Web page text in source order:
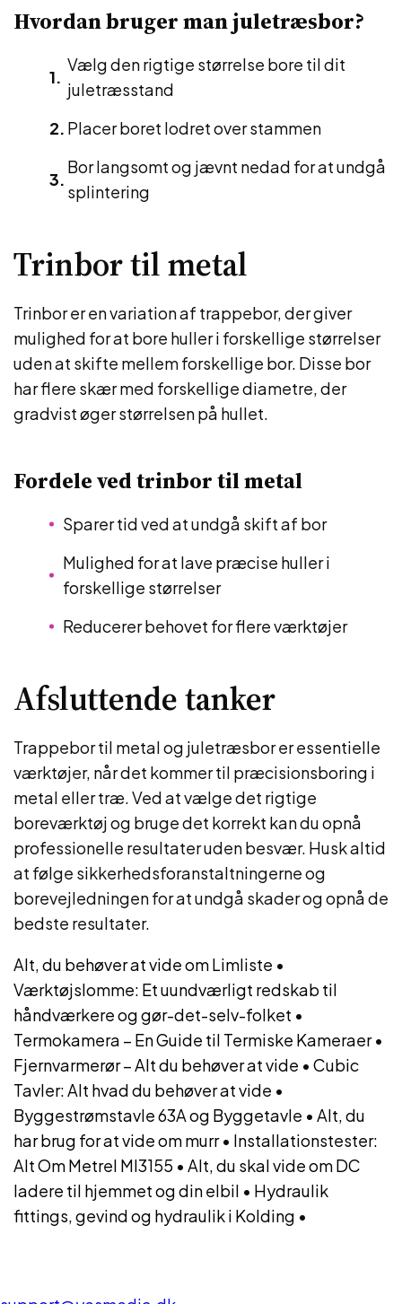
Hvordan bruger man juletræsbor?
Vælg den rigtige størrelse bore til dit
juletræsstand
Placer boret lodret over stammen
Bor langsomt og jævnt nedad for at undgå
splintering
Trinbor til metal
Trinbor er en variation af trappebor, der giver
mulighed for at bore huller i forskellige størrelser
uden at skifte mellem forskellige bor. Disse bor
har flere skær med forskellige diametre, der
gradvist øger størrelsen på hullet.
Fordele ved trinbor til metal
Sparer tid ved at undgå skift af bor
Mulighed for at lave præcise huller i
forskellige størrelser
Reducerer behovet for flere værktøjer
Afsluttende tanker
Trappebor til metal og juletræsbor er essentielle
værktøjer, når det kommer til præcisionsboring i
metal eller træ. Ved at vælge det rigtige
boreværktøj og bruge det korrekt kan du opnå
professionelle resultater uden besvær. Husk altid
at følge sikkerhedsforanstaltningerne og
borevejledningen for at undgå skader og opnå de
bedste resultater.
Alt, du behøver at vide om Limliste •
Værktøjslomme: Et uundværligt redskab til
håndværkere og gør-det-selv-folket •
Termokamera – En Guide til Termiske Kameraer•
Fjernvarmerør – Alt du behøver at vide • Cubic
Tavler: Alt hvad du behøver at vide •
Byggestrømstavle 63A og Byggetavle • Alt, du
har brug for at vide om murr• Installationstester:
Alt Om Metrel MI3155 • Alt, du skal vide om DC
ladere til hjemmet og din elbil • Hydraulik
fittings, gevind og hydraulik i Kolding •